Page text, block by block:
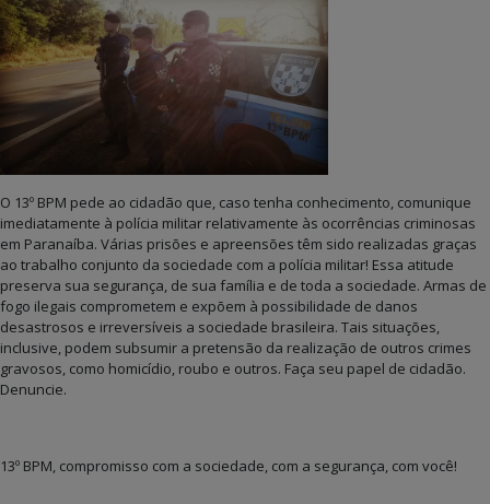
O 13º BPM pede ao cidadão que, caso tenha conhecimento, comunique
imediatamente à polícia militar relativamente às ocorrências criminosas
em Paranaíba. Várias prisões e apreensões têm sido realizadas graças
ao trabalho conjunto da sociedade com a polícia militar! Essa atitude
preserva sua segurança, de sua família e de toda a sociedade. Armas de
fogo ilegais comprometem e expõem à possibilidade de danos
desastrosos e irreversíveis a sociedade brasileira. Tais situações,
inclusive, podem subsumir a pretensão da realização de outros crimes
gravosos, como homicídio, roubo e outros. Faça seu papel de cidadão.
Denuncie.
13º BPM, compromisso com a sociedade, com a segurança, com você!